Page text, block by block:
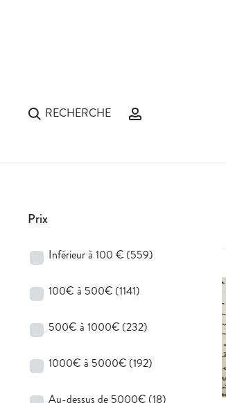
RECHERCHE
Prix
Inférieur à 100 € (559)
100€ à 500€ (1141)
500€ à 1000€ (232)
1000€ à 5000€ (192)
Au-dessus de 5000€ (18)